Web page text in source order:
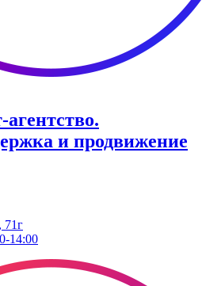
и продвижение
71г
14:00